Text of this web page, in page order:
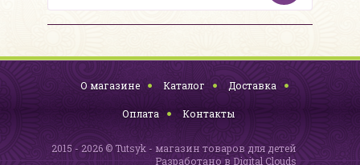
О магазине Каталог Доставка
Оплата Контакты
2015 - 2026 © Tutsyk - магазин товаров для детей
Разработано в Digital Clouds